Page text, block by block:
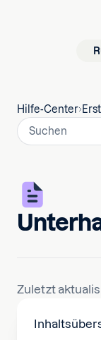
Hilfe-Center
Zuletzt